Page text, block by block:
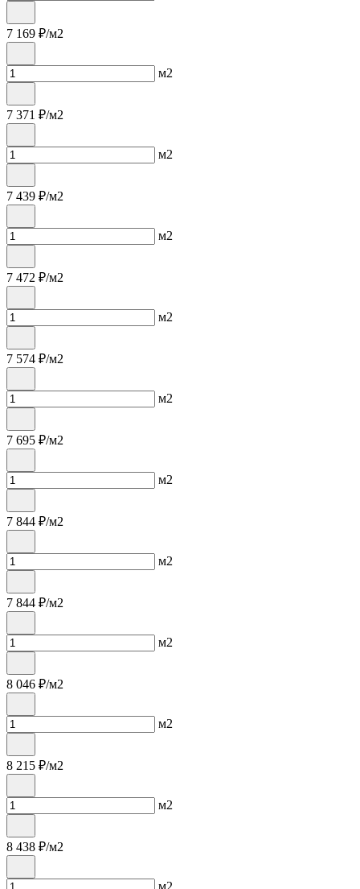
7 169 ₽/м2
м2
7 371 ₽/м2
м2
7 439 ₽/м2
м2
7 472 ₽/м2
м2
7 574 ₽/м2
м2
7 695 ₽/м2
м2
7 844 ₽/м2
м2
7 844 ₽/м2
м2
8 046 ₽/м2
м2
8 215 ₽/м2
м2
8 438 ₽/м2